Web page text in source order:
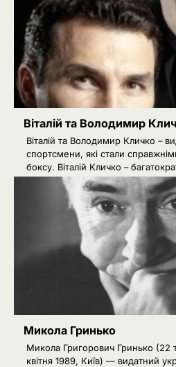
Віталій та Володимир
Віталій та Володимир Кличко –
спортсмени, які стали
боксу. Віталій Кличко –
Микола Гринько
Микола Григорович Гринько (22
квітня 1989, Київ) — видатний